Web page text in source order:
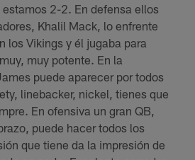
2-2. En defensa ellos
Khalil Mack, lo enfrente
los Vikings y él jugaba para
muy potente. En la
puede aparecer por todos
linebacker, nickel, tienes que
En ofensiva un gran QB,
puede hacer todos los
que tiene da la impresión de